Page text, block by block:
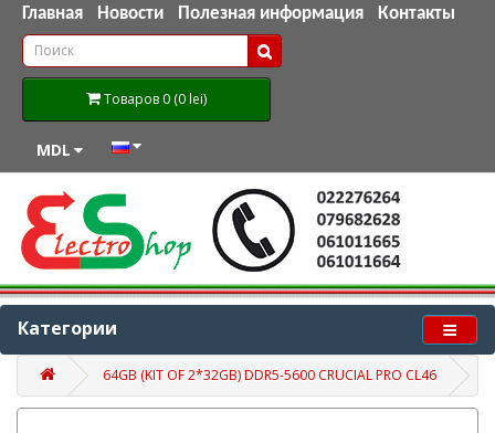
Главная Новости Полезная информация Контакты
Товаров 0 (0 lei)
MDL
Категории
64GB (KIT OF 2*32GB) DDR5-5600 CRUCIAL PRO CL46